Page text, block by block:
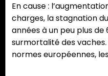
En cause :
charges, la stagnation
années à un peu plus
surmortalité des vaches.
normes européennes,